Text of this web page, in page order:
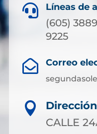
 Líneas de
(605)
9225
 Correo

CALLE